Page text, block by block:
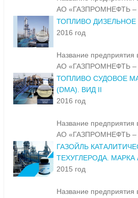
АО «ГАЗПРОМНЕФТЬ
ТОПЛИВО ДИЗЕЛЬНОЕ
2016 год
Название предприятия
АО «ГАЗПРОМНЕФТЬ
ТОПЛИВО СУДОВОЕ
(DMA). ВИД II
2016 год
Название предприятия
АО «ГАЗПРОМНЕФТЬ
ГАЗОЙЛЬ
ТЕХУГЛЕРОДА. МАРКА
2015 год
Название предприятия